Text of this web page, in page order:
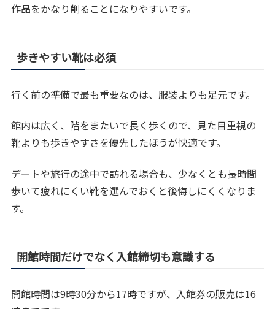
作品をかなり削ることになりやすいです。
歩きやすい靴は必須
行く前の準備で最も重要なのは、服装よりも足元です。
館内は広く、階をまたいで長く歩くので、見た目重視の
靴よりも歩きやすさを優先したほうが快適です。
デートや旅行の途中で訪れる場合も、少なくとも長時間
歩いて疲れにくい靴を選んでおくと後悔しにくくなりま
す。
開館時間だけでなく入館締切も意識する
開館時間は9時30分から17時ですが、入館券の販売は16